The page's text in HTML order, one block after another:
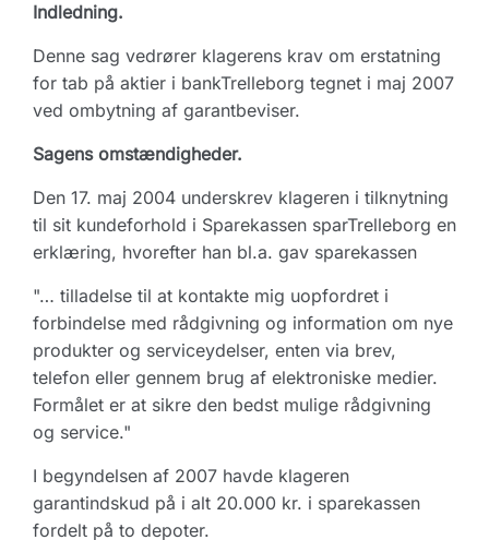
Indledning.
Denne sag vedrører klagerens krav om erstatning
for tab på aktier i bankTrelleborg tegnet i maj 2007
ved ombytning af garantbeviser.
Sagens omstændigheder.
Den 17. maj 2004 underskrev klageren i tilknytning
til sit kundeforhold i Sparekassen sparTrelleborg en
erklæring, hvorefter han bl.a. gav sparekassen
"… tilladelse til at kontakte mig uopfordret i
forbindelse med rådgivning og information om nye
produkter og serviceydelser, enten via brev,
telefon eller gennem brug af elektroniske medier.
Formålet er at sikre den bedst mulige rådgivning
og service."
I begyndelsen af 2007 havde klageren
garantindskud på i alt 20.000 kr. i sparekassen
fordelt på to depoter.